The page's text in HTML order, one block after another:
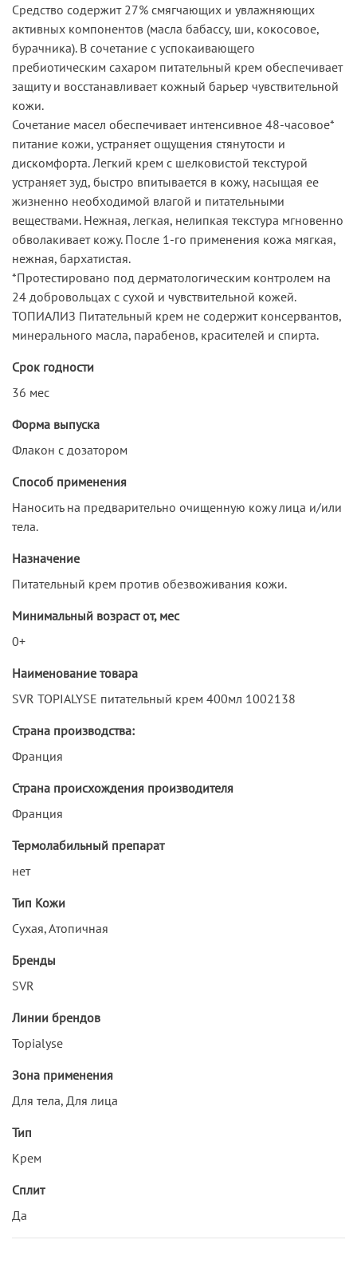
Средство содержит 27% смягчающих и увлажняющих
активных компонентов (масла бабассу, ши, кокосовое,
бурачника). В сочетание с успокаивающего
пребиотическим сахаром питательный крем обеспечивает
защиту и восстанавливает кожный барьер чувствительной
кожи.
Сочетание масел обеспечивает интенсивное 48-часовое*
питание кожи, устраняет ощущения стянутости и
дискомфорта. Легкий крем с шелковистой текстурой
устраняет зуд, быстро впитывается в кожу, насыщая ее
жизненно необходимой влагой и питательными
веществами. Нежная, легкая, нелипкая текстура мгновенно
обволакивает кожу. После 1-го применения кожа мягкая,
нежная, бархатистая.
*Протестировано под дерматологическим контролем на
24 добровольцах с сухой и чувствительной кожей.
ТОПИАЛИЗ Питательный крем не содержит консервантов,
минерального масла, парабенов, красителей и спирта.
Срок годности
36 мес
Форма выпуска
Флакон с дозатором
Способ применения
Наносить на предварительно очищенную кожу лица и/или
тела.
Назначение
Питательный крем против обезвоживания кожи.
Минимальный возраст от, мес
0+
Наименование товара
SVR TOPIALYSE питательный крем 400мл 1002138
Страна производства:
Франция
Страна происхождения производителя
Франция
Термолабильный препарат
нет
Тип Кожи
Сухая, Атопичная
Бренды
SVR
Линии брендов
Topialyse
Зона применения
Для тела, Для лица
Тип
Крем
Сплит
Да